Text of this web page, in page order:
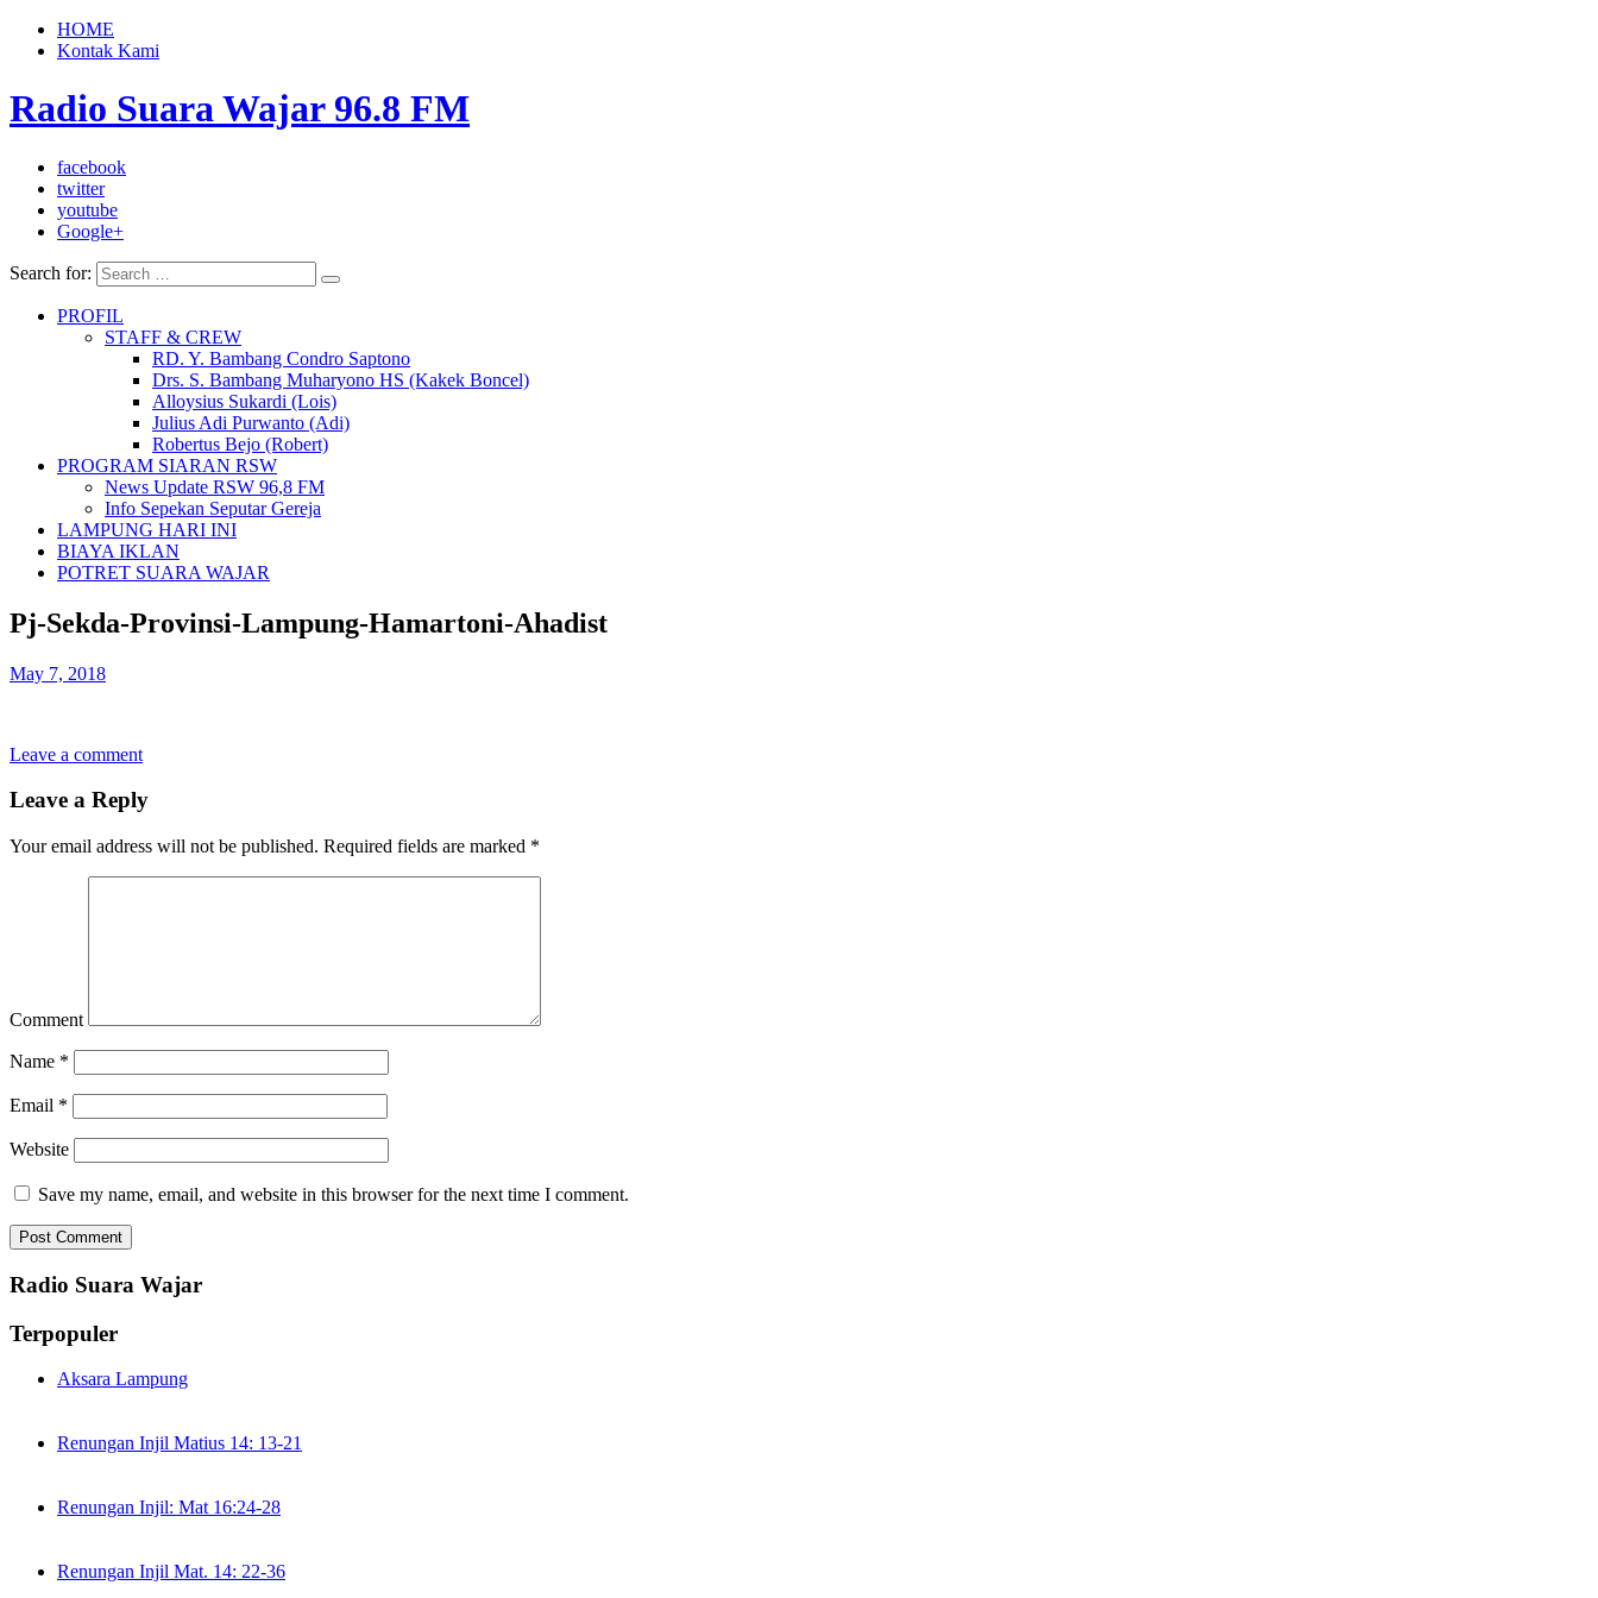
HOME
Kontak Kami
Radio Suara Wajar 96.8 FM
facebook
twitter
youtube
Google+
Search for:
PROFIL
STAFF & CREW
RD. Y. Bambang Condro Saptono
Drs. S. Bambang Muharyono HS (Kakek Boncel)
Alloysius Sukardi (Lois)
Julius Adi Purwanto (Adi)
Robertus Bejo (Robert)
PROGRAM SIARAN RSW
News Update RSW 96,8 FM
Info Sepekan Seputar Gereja
LAMPUNG HARI INI
BIAYA IKLAN
POTRET SUARA WAJAR
Pj-Sekda-Provinsi-Lampung-Hamartoni-Ahadist
May 7, 2018
Leave a comment
Leave a Reply
Your email address will not be published. Required fields are marked *
Comment
Name *
Email *
Website
Save my name, email, and website in this browser for the next time I comment.
Radio Suara Wajar
Terpopuler
Aksara Lampung
Renungan Injil Matius 14: 13-21
Renungan Injil: Mat 16:24-28
Renungan Injil Mat. 14: 22-36